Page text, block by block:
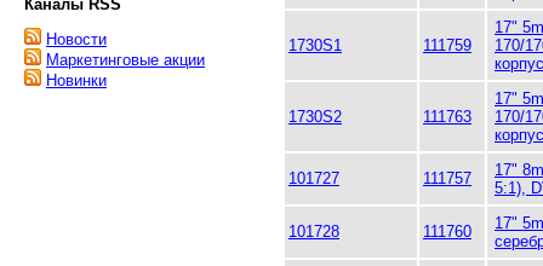
Каналы RSS
Новости
Маркетинговые акции
Новинки
1730S1 111759
17"
170/
корпус
1730S2 111763
17"
170/
корпус
101727 111757
17"
5:1),
101728 111760
17"